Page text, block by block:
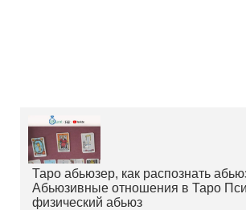
Таро абьюзер, как распознать
Абьюзивные отношения в Таро
физический абьюз